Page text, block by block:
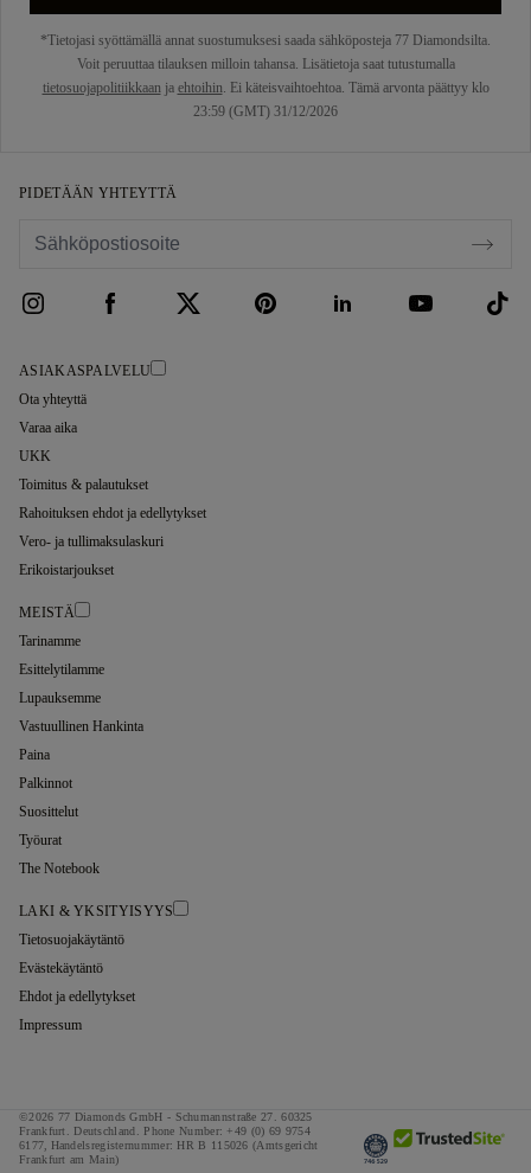
*Tietojasi syöttämällä annat suostumuksesi saada sähköposteja 77 Diamondsilta.
Voit peruuttaa tilauksen milloin tahansa. Lisätietoja saat tutustumalla
tietosuojapolitiikkaanja ehtoihin. Ei käteisvaihtoehtoa. Tämä arvonta päättyy klo
23:59 (GMT) 31/12/2026
PIDETÄÄN YHTEYTTÄ
ASIAKASPALVELU
Ota yhteyttä
Varaa aika
UKK
Toimitus & palautukset
Rahoituksen ehdot ja edellytykset
Vero- ja tullimaksulaskuri
Erikoistarjoukset
MEISTÄ
Tarinamme
Esittelytilamme
Lupauksemme
Vastuullinen Hankinta
Paina
Palkinnot
Suosittelut
Työurat
The Notebook
LAKI & YKSITYISYYS
Tietosuojakäytäntö
Evästekäytäntö
Ehdot ja edellytykset
Impressum
©2026 77 Diamonds GmbH - Schumannstraße 27. 60325
Frankfurt. Deutschland. Phone Number: +49 (0) 69 9754
6177, Handelsregisternummer: HR B 115026 (Amtsgericht
Frankfurt am Main)